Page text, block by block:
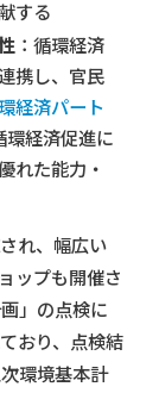
する
：循環経済
携し、官民
経済パート
環経済促進に
れた能力・
れ、幅広い
ップも開催さ
」の点検に
おり、点検結
環境基本計